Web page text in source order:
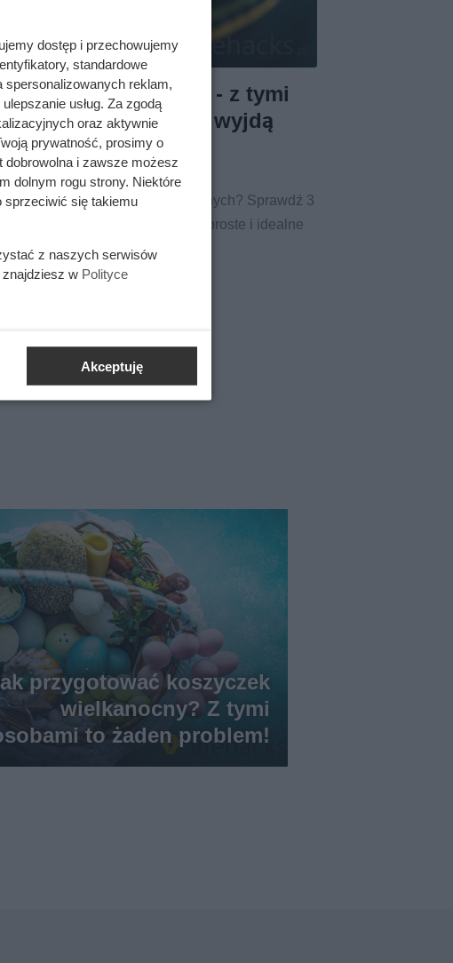
jajek wielkanocnych - z tymi
zrobisz to szybko i wyjdą
na dekorację jajek wielkanocnych? Sprawdź 3
krok po kroku – efektowne, proste i idealne
przygotować koszyczek
wielkanocny? Z tymi
to żaden problem!
dostęp i przechowujemy
standardowe
reklam,
usług. Za zgodą
oraz aktywnie
prywatność, prosimy o
dobrowolna i zawsze możesz
dolnym rogu strony. Niektóre
sprzeciwić się takiemu
z naszych serwisów
znajdziesz w Polityce
Akceptuję